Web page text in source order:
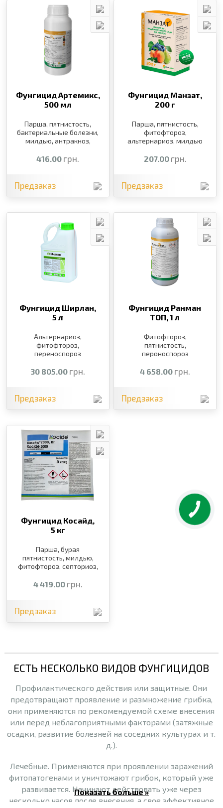
Фунгицид Артемикс,
500 мл
Парша, пятнистость,
бактериальные болезни,
милдью, антракноз,
альтернариоз,
курчавость персика,
416.00 грн.
Предзаказ
Фунгицид Манзат,
200 г
Парша, пятнистость,
фитофтороз,
альтернариоз, милдью
207.00 грн.
Предзаказ
Фунгицид Ширлан,
5 л
Альтернариоз,
фитофтороз,
переноспороз
30 805.00 грн.
Предзаказ
Фунгицид Ранман
ТОП,1 л
Фитофтороз,
пятнистость,
пероноспороз
4 658.00 грн.
Предзаказ
Фунгицид Косайд,
5 кг
Парша, бурая
пятнистость, милдью,
фитофтороз, септориоз,
курчавость листьев,
пероноспороз,
клястероспориоз,
бактериальный ожог
4 419.00 грн.
Предзаказ
ЕСТЬ НЕСКОЛЬКО ВИДОВ ФУНГИЦИДОВ
Профилактического действия или защитные. Они
предотвращают проявление и размножение грибка,
они применяются по рекомендуемой схеме внесения
или перед неблагоприятными факторами (затяжные
осадки, развитие болезней на соседних культурах и т.
д.).
Лечебные. Применяются при проявлении заражений
фитопатогенами и уничтожают грибок, который уже
развивается. Начинают действовать уже через
несколько часов после внесения, а свое эффективное
Показать больше »